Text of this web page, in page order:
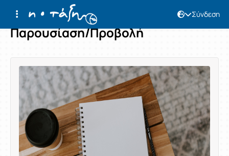
Σύνδεση
Παρουσίαση/Προβολή